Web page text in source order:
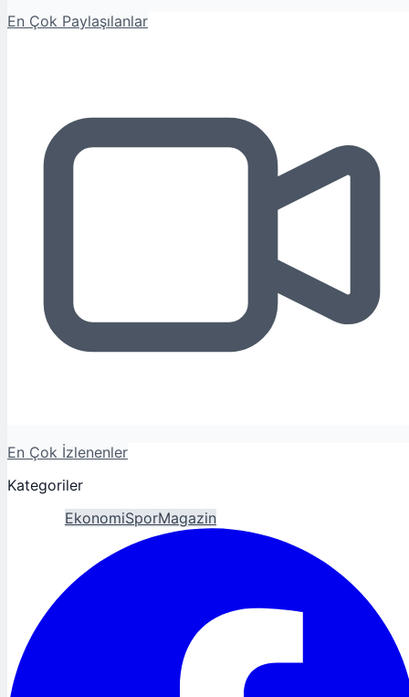
En Çok Paylaşılanlar
En Çok İzlenenler
Kategoriler
EkonomiSporMagazin